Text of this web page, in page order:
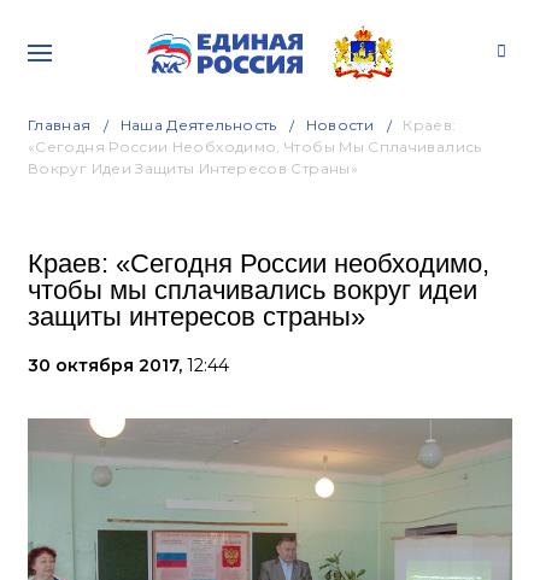
Главная Наша Деятельность Новости
Краев:
«Сегодня России Необходимо, Чтобы Мы Сплачивались
Вокруг Идеи Защиты Интересов Страны»
Краев: «Сегодня России необходимо,
чтобы мы сплачивались вокруг идеи
защиты интересов страны»
30 октября 2017, 12:44